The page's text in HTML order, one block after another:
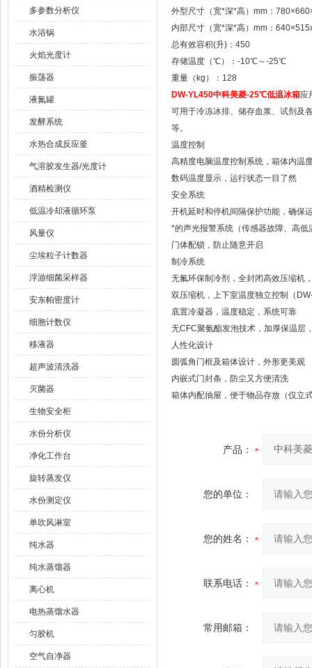
多参数分析仪
水浴锅
火焰光度计
振荡器
液氮罐
发酵系统
水热合成反应釜
气溶胶发生器/光度计
酒精检测仪
低温冷却液循环泵
风量仪
尘埃粒子计数器
浮游细菌采样器
安东帕密度计
细胞计数仪
移液器
超声波清洗器
灭菌器
生物安全柜
水份分析仪
净化工作台
旋转蒸发仪
水份测定仪
单吹风淋室
纯水器
纯水蒸馏器
离心机
电热蒸馏水器
匀胶机
空气自净器
外型尺寸（宽*深*高）mm：
内部尺寸（宽*深*高）mm：
总有效容积(升)：450
存储温度（℃）：-10℃～-25℃
重量（kg）：128
DW-YL450中科美菱-25℃低温冰箱应
可用于冷冻冰排、储存血浆、试剂及
等。
温度控制
高精度电脑温度控制系统，箱体内
数码温度显示，运行状态一目了然
安全系统
开机延时和停机间隔保护功能，确保
*的声光报警系统（传感器故障、高
门体配锁，防止随意开启
制冷系统
无氟环保制冷剂，全封闭高效压缩机
双压缩机，上下室温度独立控制（
底置冷凝器，温度稳定，系统可靠
无CFC聚氨酯发泡技术，加厚保温层
人性化设计
圆弧角门框及箱体设计，外形更美观
内嵌式门封条，防尘又方便清洗
箱体内配抽屉，便于物品存放（仅立
产品：
您的单位：
您的姓名：
联系电话：
常用邮箱：